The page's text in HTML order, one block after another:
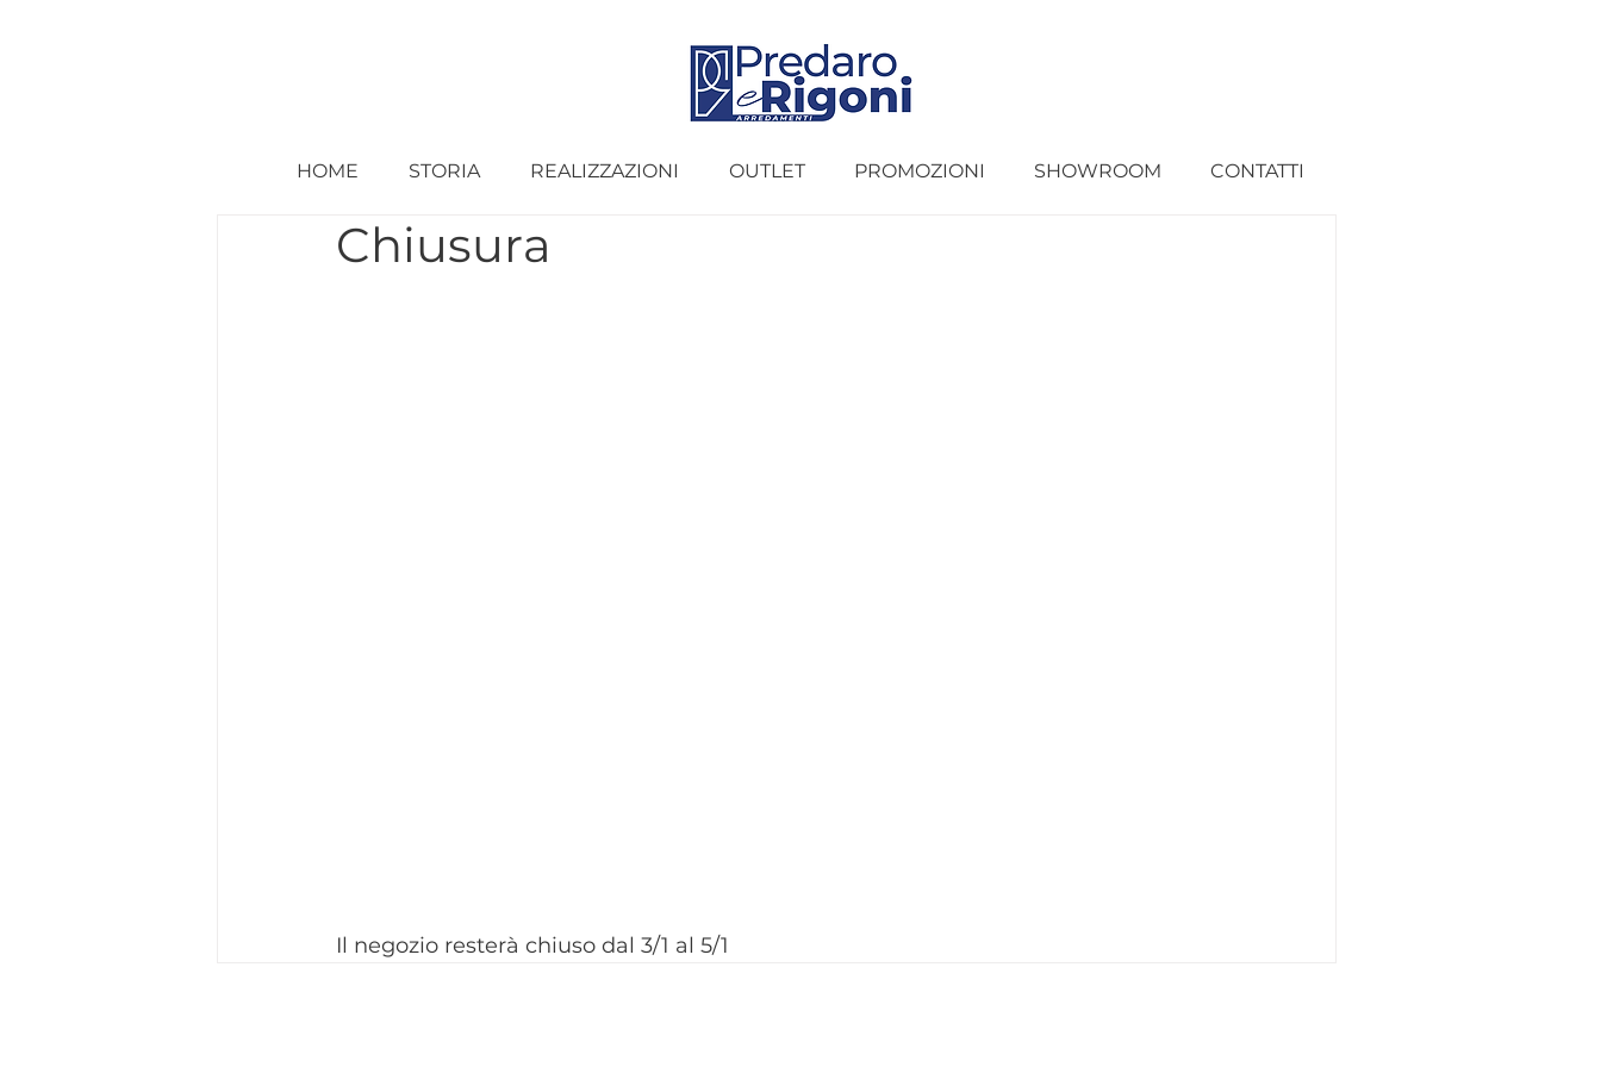
HOME STORIA REALIZZAZIONI OUTLET PROMOZIONI SHOWROOM CONTATTI
Chiusura
Il negozio resterà chiuso dal 3/1 al 5/1